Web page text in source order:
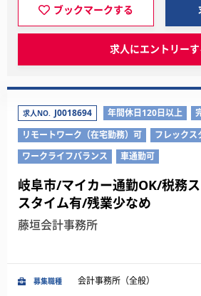
ブックマークする
求人にエントリー
求人NO. J0018694 年間休日120日以上
リモートワーク（在宅勤務）可
フレックス
ワークライフバランス
車通勤可
岐阜市/マイカー通勤OK/税務
スタイム有/残業少なめ
藤垣会計事務所
募集職種 会計事務所（全般）